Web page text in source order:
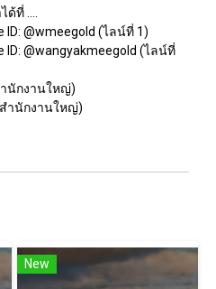
ที่ ....
@wmeegold (ไลน์ที่ 1)
@wangyakmeegold (ไลน์ที่
นักงานใหญ่)
ำนักงานใหญ่)
New